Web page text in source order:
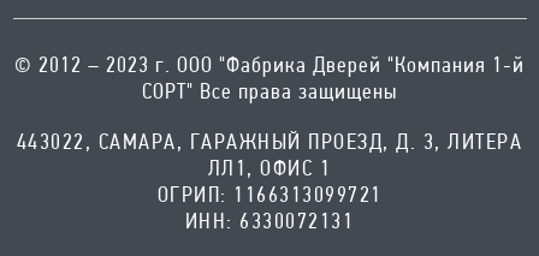
© 2012 – 2023 г. ООО "Фабрика Дверей "Компания 1-й
СОРТ" Все права защищены
443022, САМАРА, ГАРАЖНЫЙ ПРОЕЗД, Д. 3, ЛИТЕРА
ЛЛ1, ОФИС 1
ОГРИП: 1166313099721
ИНН: 6330072131